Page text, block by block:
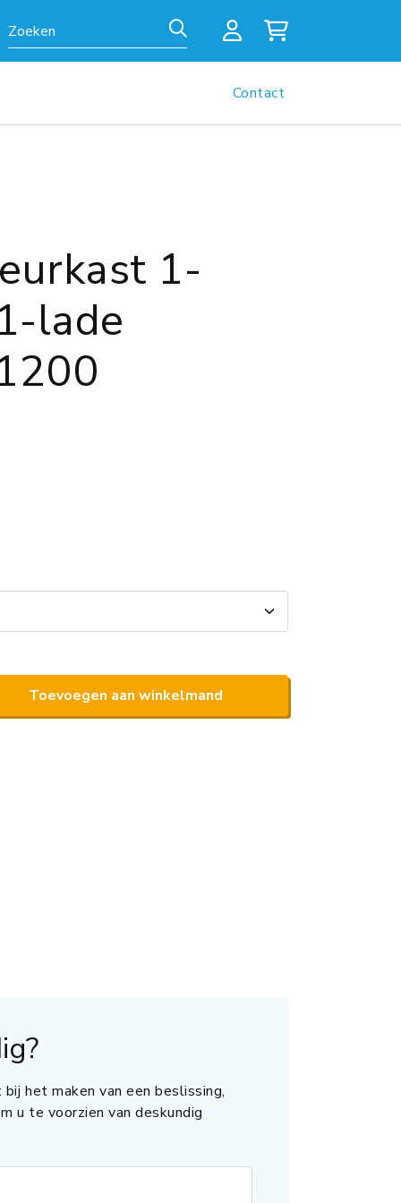
Zoeken
Contact
1-
lade
Toevoegen aan winkelmand
het maken van een beslissing,
u te voorzien van deskundig